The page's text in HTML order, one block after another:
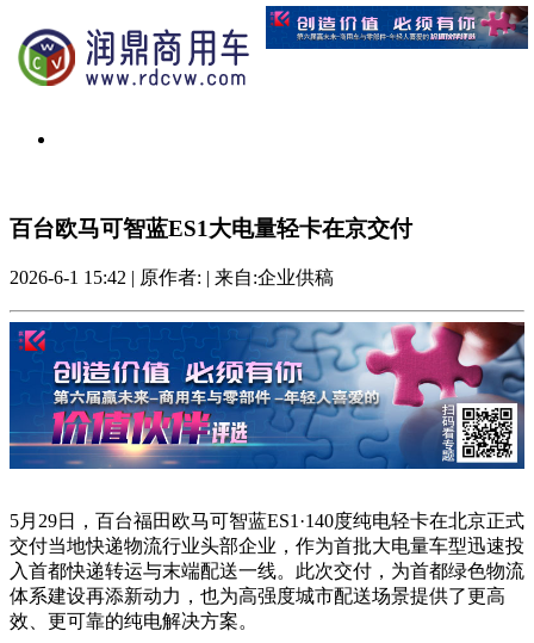
百台欧马可智蓝ES1大电量轻卡在京交付
2026-6-1 15:42 | 原作者: | 来自:企业供稿
5月29日，百台福田欧马可智蓝ES1·140度纯电轻卡在北京正式
交付当地快递物流行业头部企业，作为首批大电量车型迅速投
入首都快递转运与末端配送一线。此次交付，为首都绿色物流
体系建设再添新动力，也为高强度城市配送场景提供了更高
效、更可靠的纯电解决方案。